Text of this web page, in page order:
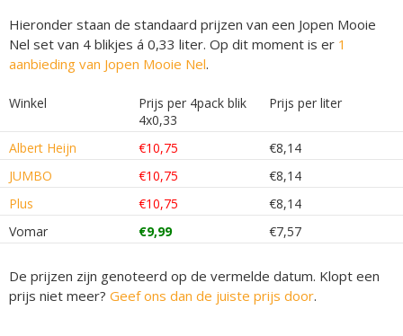
Hieronder staan de standaard prijzen van een Jopen Mooie
Nel set van 4 blikjes á 0,33 liter. Op dit moment is er 1
aanbieding van Jopen Mooie Nel.
Winkel
Prijs per 4pack blik
4x0,33
Prijs per liter
Albert Heijn €10,75
€8,14
JUMBO
€10,75
€8,14
Plus
€10,75
€8,14
Vomar
€9,99 €7,57
De prijzen zijn genoteerd op de vermelde datum. Klopt een
prijs niet meer? Geef ons dan de juiste prijs door.